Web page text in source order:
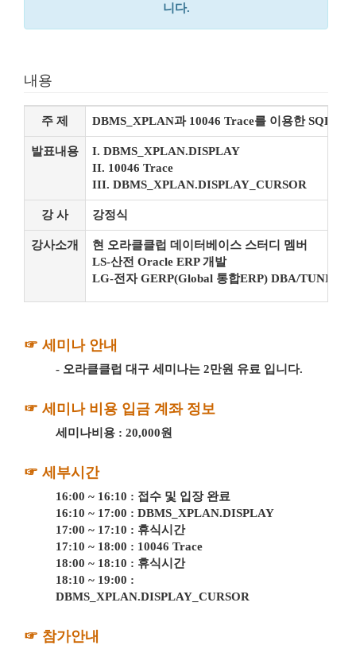
니다.
내용
주 제 DBMS_XPLAN과 10046 Trace를 이용한 SQL문
발표내용
I. DBMS_XPLAN.DISPLAY
II. 10046 Trace
III. DBMS_XPLAN.DISPLAY_CURSOR
강 사 강정식
강사소개
현 오라클클럽 데이터베이스 스터디 멤버
LS-산전 Oracle ERP 개발
LG-전자 GERP(Global 통합ERP) DBA/TUNING
☞ 세미나 안내
- 오라클클럽 대구 세미나는 2만원 유료 입니다.
☞ 세미나 비용 입금 계좌 정보
세미나비용 : 20,000원
☞ 세부시간
16:00 ~ 16:10 : 접수 및 입장 완료
16:10 ~ 17:00 : DBMS_XPLAN.DISPLAY
17:00 ~ 17:10 : 휴식시간
17:10 ~ 18:00 : 10046 Trace
18:00 ~ 18:10 : 휴식시간
18:10 ~ 19:00 :
DBMS_XPLAN.DISPLAY_CURSOR
☞ 참가안내